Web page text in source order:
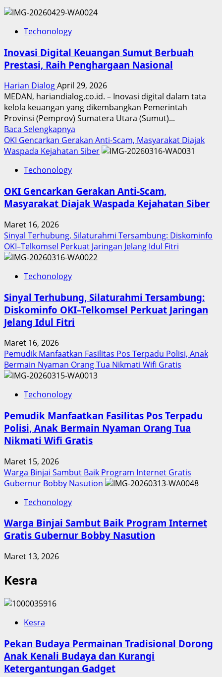
Techonology
Inovasi Digital Keuangan Sumut Berbuah
Prestasi, Raih Penghargaan Nasional
Harian DialogApril 29, 2026
MEDAN, hariandialog.co.id. – Inovasi digital dalam tata
kelola keuangan yang dikembangkan Pemerintah
Provinsi (Pemprov) Sumatera Utara (Sumut)...
Baca Selengkapnya
more
about
Sumut
Berbuah
Penghargaan
Nasional
OKI Gencarkan Gerakan Anti-Scam, Masyarakat Diajak
Waspada Kejahatan Siber
Techonology
OKI Gencarkan Gerakan Anti-Scam,
Masyarakat Diajak Waspada Kejahatan Siber
Maret 16, 2026
Sinyal Terhubung, Silaturahmi Tersambung: Diskominfo
OKI–Telkomsel Perkuat Jaringan Jelang Idul Fitri
Techonology
Sinyal Terhubung, Silaturahmi Tersambung:
Diskominfo OKI–Telkomsel Perkuat Jaringan
Jelang Idul Fitri
Maret 16, 2026
Pemudik Manfaatkan Fasilitas Pos Terpadu Polisi, Anak
Bermain Nyaman Orang Tua Nikmati Wifi Gratis
Techonology
Pemudik Manfaatkan Fasilitas Pos Terpadu
Polisi, Anak Bermain Nyaman Orang Tua
Nikmati Wifi Gratis
Maret 15, 2026
Warga Binjai Sambut Baik Program Internet Gratis
Gubernur Bobby Nasution
Techonology
Warga Binjai Sambut Baik Program Internet
Gratis Gubernur Bobby Nasution
Maret 13, 2026
Kesra
Kesra
Pekan Budaya Permainan Tradisional Dorong
Anak Kenali Budaya dan Kurangi
Ketergantungan Gadget